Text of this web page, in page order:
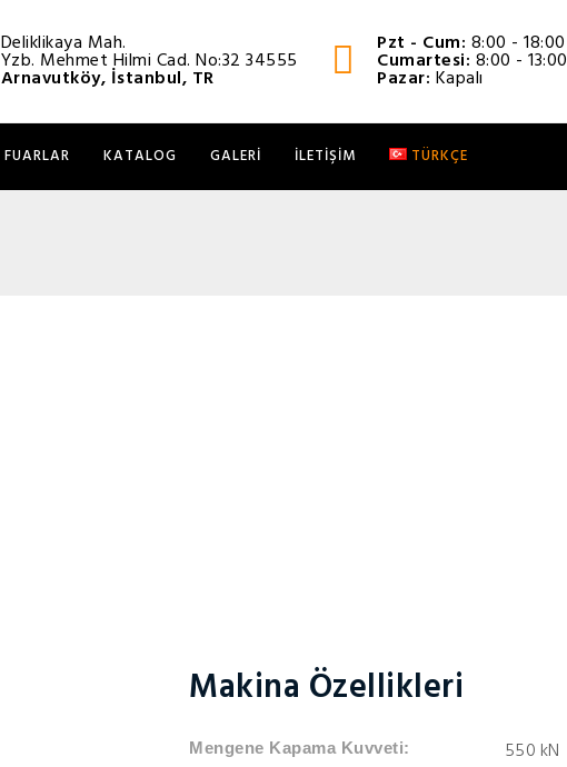
Deliklikaya Mah.
Yzb. Mehmet Hilmi Cad. No:32 34555
Arnavutköy, İstanbul, TR
Pzt - Cum: 8:00 - 18:00
Cumartesi: 8:00 - 13:00
Pazar: Kapalı
FUARLAR KATALOG GALERI İLETIŞIM TÜRKÇE
Makina Özellikleri
Mengene Kapama Kuvveti: 550 kN